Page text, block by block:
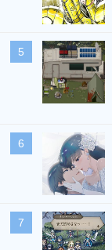
5
6
7